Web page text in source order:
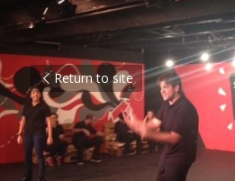
Return to site